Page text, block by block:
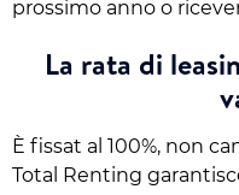
prossimo anno o
La rata di
È fissat al 100%, non
Total Renting